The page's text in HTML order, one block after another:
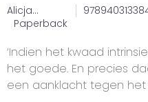
Alicja
Gescinska
Paperback
‘Indien het kwaad
het goede. En precies
een aanklacht tegen